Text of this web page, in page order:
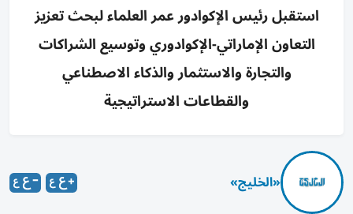
استقبل رئيس الإكوادور عمر العلماء لبحث تعزيز
التعاون الإماراتي-الإكوادوري وتوسيع الشراكات
والتجارة والاستثمار والذكاء الاصطناعي
والقطاعات الاستراتيجية
«الخليج»